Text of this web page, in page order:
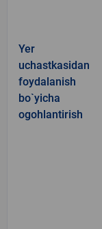
Yer
uchastkasidan
foydalanish
bo`yicha
ogohlantirish